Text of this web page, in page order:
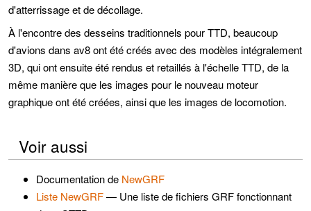
d'atterrissage et de décollage.
À l'encontre des desseins traditionnels pour TTD, beaucoup
d'avions dans av8 ont été créés avec des modèles intégralement
3D, qui ont ensuite été rendus et retaillés à l'échelle TTD, de la
même manière que les images pour le nouveau moteur
graphique ont été créées, ainsi que les images de locomotion.
Voir aussi
Documentation de NewGRF
Liste NewGRF— Une liste de fichiers GRF fonctionnant